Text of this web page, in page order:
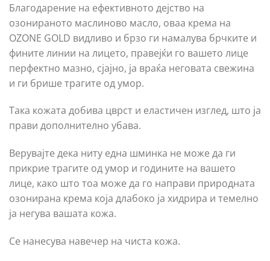
Благодарение на ефективното дејство на
озонираното маслиново масло, оваа крема на
OZONE GOLD видливо и брзо ги намалува брчките и
фините линии на лицето, правејќи го вашето лице
перфектно мазно, сјајно, ја враќа неговата свежина
и ги брише трагите од умор.
Така кожата добива цврст и еластичен изглед, што ја
прави дополнително убава.
Верувајте дека ниту една шминка не може да ги
прикрие трагите од умор и годините на вашето
лице, како што тоа може да го направи природната
озонирана крема која длабоко ја хидрира и темелно
ја негува вашата кожа.
Се нанесува навечер на чиста кожа.